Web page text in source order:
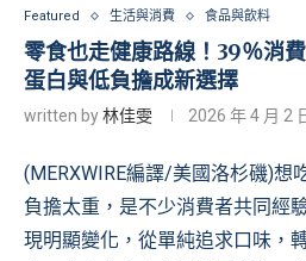
Featured 生活與消費 食品與飲料
零食也走健康路線！39％消
蛋白與低負擔成新選擇
written by林佳雯 2026 年 4 月 2
(MERXWIRE編譯/美國洛杉磯)想
負擔太重，是不少消費者共同經
現明顯變化，從單純追求口味，